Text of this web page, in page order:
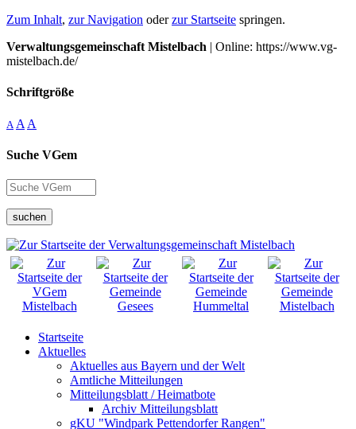
Zum Inhalt, zur Navigation oderzur Startseite springen.
Verwaltungsgemeinschaft Mistelbach | Online: https://www.vg-
mistelbach.de/
Schriftgröße
A A A
Suche VGem
suchen
Startseite
Aktuelles
Aktuelles aus Bayern und der Welt
Amtliche Mitteilungen
Mitteilungsblatt / Heimatbote
Archiv Mitteilungsblatt
gKU "Windpark Pettendorfer Rangen"